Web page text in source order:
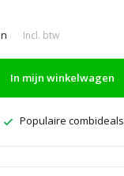
Incl. btw
In mijn winkelwagen
Populaire combideals